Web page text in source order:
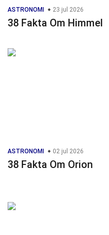
ASTRONOMI 23 jul 2026
38 Fakta Om Himmel
ASTRONOMI 02 jul 2026
38 Fakta Om Orion